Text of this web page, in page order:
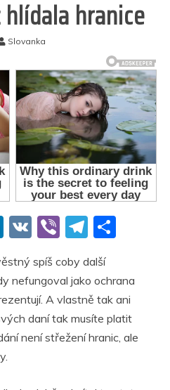
hranice
Slovanka
Li
n
k
e
dI
n
V
Vi
er
T
el
e
gr
a
m
ar
e
spíš coby další
nefungoval jako ochrana
A vlastně tak ani
daní tak musíte platit
není střežení hranic, ale